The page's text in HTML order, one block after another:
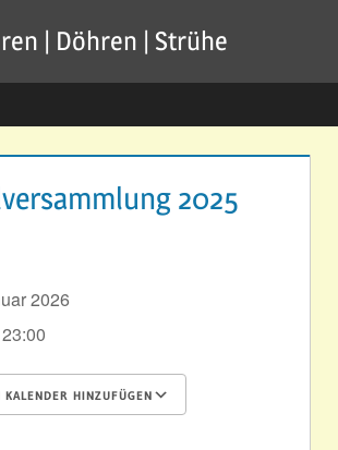
| Döhren | Strühe
2025
2026
KALENDER HINZUFÜGEN